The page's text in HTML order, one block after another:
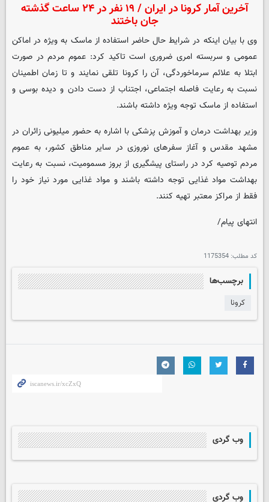
آخرین آمار کرونا در ایران / ۱۹ نفر در ۲۴ ساعت گذشته
جان باختند
وی با بیان اینکه در شرایط حال حاضر استفاده از ماسک به ویژه در اماکن
عمومی و سربسته امری ضروری است تاکید کرد: عموم مردم در صورت
ابتلا به علائم سرماخوردگی، آن را کرونا تلقی نمایند و تا زمان اطمینان
نسبت به رعایت فاصله اجتماعی، اجتناب از دست دادن و دیده بوسی و
استفاده از ماسک توجه ویژه داشته باشند.
وزیر بهداشت درمان و آموزش پزشکی با اشاره به حضور میلیونی زائران در
مشهد مقدس و آغاز سفرهای نوروزی در سایر مناطق کشور، به عموم
مردم توصیه کرد در راستای پیشگیری از بروز مسمومیت، نسبت به رعایت
بهداشت مواد غذایی توجه داشته باشند و مواد غذایی مورد نیاز خود را
فقط از مراکز معتبر تهیه کنند.
انتهای پیام/
کد مطلب: 1175354
برچسب‌ها
کرونا
وب گردی
وب گردی